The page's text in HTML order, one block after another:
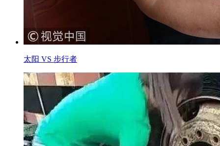
太阳 VS 步行者